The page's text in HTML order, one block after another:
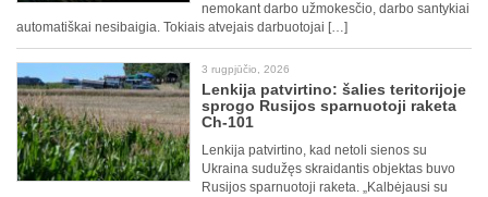
nemokant darbo užmokesčio, darbo santykiai
automatiškai nesibaigia. Tokiais atvejais darbuotojai […]
3 rugpjūčio, 2026
Lenkija patvirtino: šalies teritorijoje
sprogo Rusijos sparnuotoji raketa
Ch-101
Lenkija patvirtino, kad netoli sienos su
Ukraina sudužęs skraidantis objektas buvo
Rusijos sparnuotoji raketa. „Kalbėjausi su